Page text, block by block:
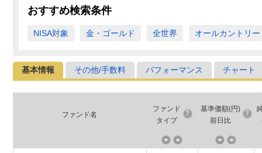
おすすめ検索条件
NISA対象 金・ゴールド 全世界 オールカントリー
基本情報 その他/手数料 パフォーマンス チャート
ファンド名
ファンド
タイプ
基準価額(円)
前日比